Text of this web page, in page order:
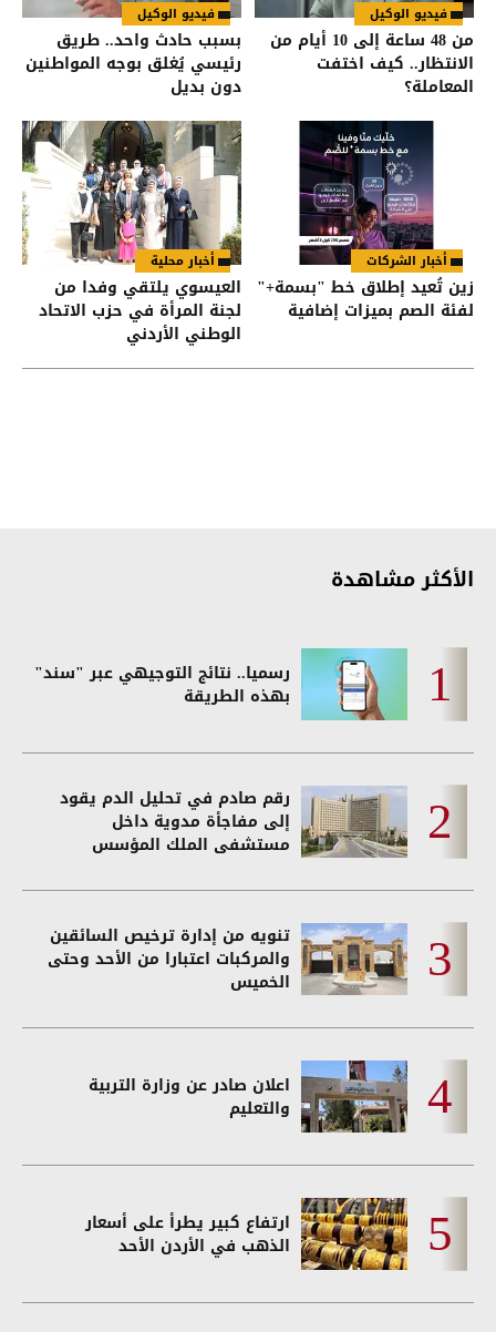
فيديو الوكيل
من 48 ساعة إلى 10 أيام من
الانتظار.. كيف اختفت
المعاملة؟
فيديو الوكيل
بسبب حادث واحد.. طريق
رئيسي يُغلق بوجه المواطنين
دون بديل
أخبار الشركات
زين تُعيد إطلاق خط "بسمة+"
لفئة الصم بميزات إضافية
أخبار محلية
العيسوي يلتقي وفدا من
لجنة المرأة في حزب الاتحاد
الوطني الأردني
الأكثر مشاهدة
رسميا.. نتائج التوجيهي عبر "سند"
بهذه الطريقة
رقم صادم في تحليل الدم يقود
إلى مفاجأة مدوية داخل
مستشفى الملك المؤسس
تنويه من إدارة ترخيص السائقين
والمركبات اعتبارا من الأحد وحتى
الخميس
اعلان صادر عن وزارة التربية
والتعليم
ارتفاع كبير يطرأ على أسعار
الذهب في الأردن الأحد